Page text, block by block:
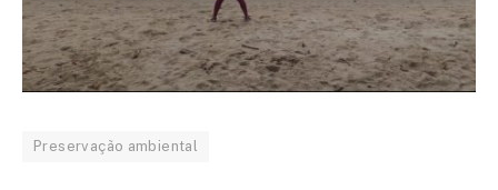
Preservação ambiental